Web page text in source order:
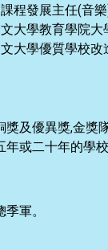
程發展主任(音
大學教育學院
大學優質學校
及優異獎,金獎
年或二十年的學
季軍。